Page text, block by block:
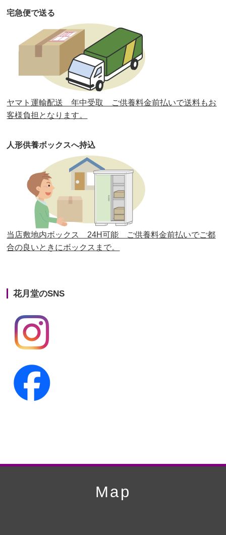
第33回人形供養祭
第32回人形供養祭 令和元年6月12日(水)
第31回人形供養祭 平成31年3月13日(水)
第30回人形供養祭平成30年11月28日(水)
第29回人形供養祭平成30年5月23日(水)
第27回人形供養祭平成29年6月14日(水)
第26回人形供養祭平成28年12月15日(木)
第25回人形供養祭 平成28年6月16日(木)
第24回人形供養祭 平成27年11月27日
第23回人形供養祭平成26年12月5日
第22回人形供養祭平成26年4月28日
第20回人形供養祭
第19回人形供養祭
第18回人形供養祭
第16回人形供養祭
第15回人形供養祭
第12回人形供養祭平成22年3月9日
平成21年12月4日
宅急便で送る
ヤマト運輸配送 年中受取 ご供養料金前払いで送料もお
客様負担となります。
人形供養ボックスへ持込
当店敷地内ボックス 24H可能 ご供養料金前払いでご都
合の良いときにボックスまで。
花月堂のSNS
Map